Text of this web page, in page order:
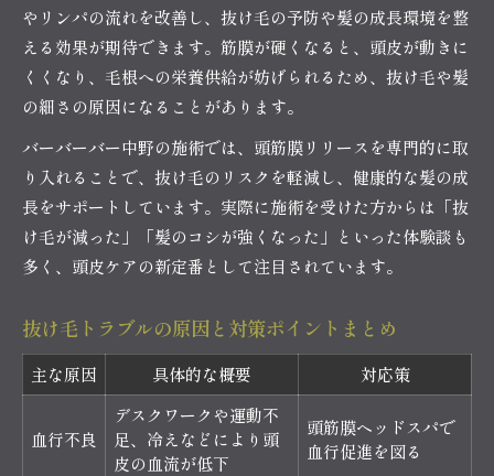
やリンパの流れを改善し、抜け毛の予防や髪の成長環境を整
える効果が期待できます。筋膜が硬くなると、頭皮が動きに
くくなり、毛根への栄養供給が妨げられるため、抜け毛や髪
の細さの原因になることがあります。
バーバーバー中野の施術では、頭筋膜リリースを専門的に取
り入れることで、抜け毛のリスクを軽減し、健康的な髪の成
長をサポートしています。実際に施術を受けた方からは「抜
け毛が減った」「髪のコシが強くなった」といった体験談も
多く、頭皮ケアの新定番として注目されています。
抜け毛トラブルの原因と対策ポイントまとめ
主な原因 具体的な概要 対応策
血行不良
デスクワークや運動不
足、冷えなどにより頭
皮の血流が低下
頭筋膜ヘッドスパで
血行促進を図る